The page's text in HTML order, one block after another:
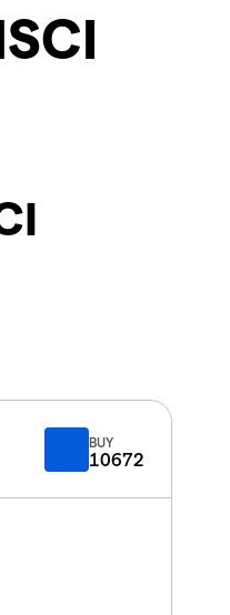
BUY
10672